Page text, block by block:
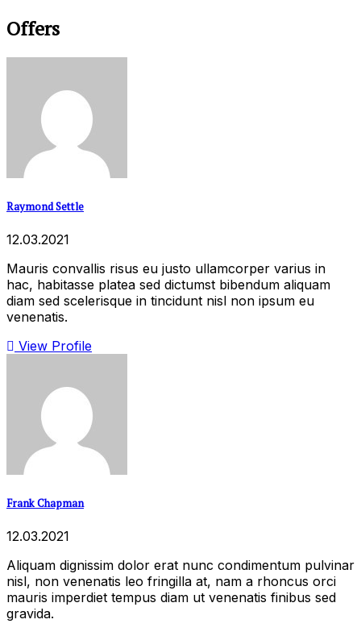
Offers
Raymond Settle
12.03.2021
Mauris convallis risus eu justo ullamcorper varius in
hac, habitasse platea sed dictumst bibendum aliquam
diam sed scelerisque in tincidunt nisl non ipsum eu
venenatis.
View Profile
Frank Chapman
12.03.2021
Aliquam dignissim dolor erat nunc condimentum pulvinar
nisl, non venenatis leo fringilla at, nam a rhoncus orci
mauris imperdiet tempus diam ut venenatis finibus sed
gravida.